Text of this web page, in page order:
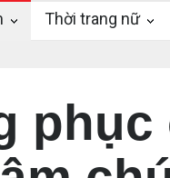
Thời trang nữ
phục